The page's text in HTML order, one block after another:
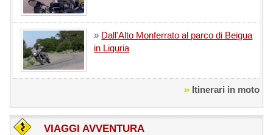
» Dall'Alto Monferrato al parco di Beigua
in Liguria
Itinerari in moto
VIAGGI AVVENTURA